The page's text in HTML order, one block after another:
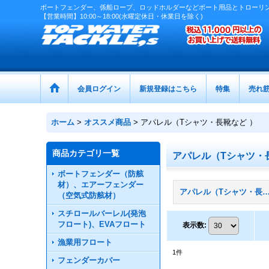
ボートフェンダー、係船ロープ、ロッドホルダーなどボート用品とトロー
【営業時間】10:00～18:00(水曜定休日・休業日を除く)
会員ログイン 新規登録はこちら 特集 売れ
ホーム > オススメ商品 > アパレル（Tシャツ・長靴など ）
商品カテゴリ一覧
ボートフェンダー（防舷
材）、エアーフェンダー
（空気式防舷材）
スチロールバーレル(発泡
フロート)、EVAフロート
漁業用フロート
フェンダーカバー
アパレル（Tシャツ
アパレル（Tシャツ・長靴
表示数:
1件